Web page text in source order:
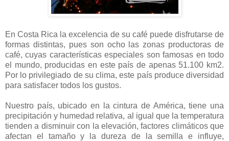
En Costa Rica la excelencia de su café puede disfrutarse de
formas distintas, pues son ocho las zonas productoras de
café, cuyas características especiales son famosas en todo
el mundo, producidas en este país de apenas 51.100 km2.
Por lo privilegiado de su clima, este país produce diversidad
para satisfacer todos los gustos.
Nuestro país, ubicado en la cintura de América, tiene una
precipitación y humedad relativa, al igual que la temperatura
tienden a disminuir con la elevación, factores climáticos que
afectan el tamaño y la dureza de la semilla e influye,